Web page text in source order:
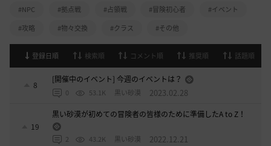
#NPC
#拠点戦 #占領戦 #冒険初心者
#イベント
#攻略
#物々交換 #クラス #その他
登録日順 検索順 コメント順 推奨順 話題順
8
[開催中のイベント] 今週のイベントは？
0 53.1K 黒い砂漠 2023.02.28
19
黒い砂漠が初めての冒険者の皆様のために準備したA to Z！
2 43.2K 黒い砂漠 2022.12.21